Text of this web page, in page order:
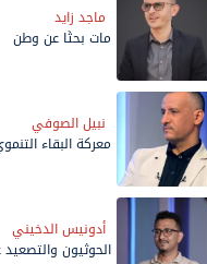
ماجد زايد
مات بحثًا عن وطن
نبيل الصوفي
معركة البقاء
أدونيس الدخيني
الحوثيون